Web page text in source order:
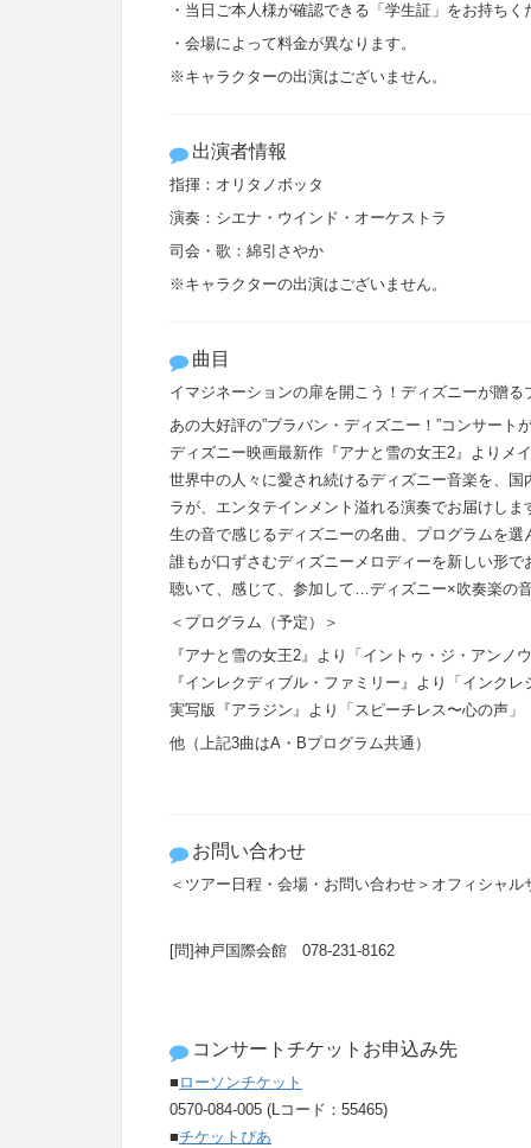
・当日ご本人様が確認できる「学生証」をお持ちく
・会場によって料金が異なります。
※キャラクターの出演はございません。
出演者情報
指揮：オリタノボッタ
演奏：シエナ・ウインド・オーケストラ
司会・歌：綿引さやか
※キャラクターの出演はございません。
曲目
イマジネーションの扉を開こう！ディズニーが贈る
あの大好評の”ブラバン・ディズニー！”コンサート
ディズニー映画最新作『アナと雪の女王2』よりメ
世界中の人々に愛され続けるディズニー音楽を、
ラが、エンタテインメント溢れる演奏でお届けしま
生の音で感じるディズニーの名曲、プログラムを選
誰もが口ずさむディズニーメロディーを新しい形で
聴いて、感じて、参加して…ディズニー×吹奏楽の
＜プログラム（予定）＞
『アナと雪の女王2』より「イントゥ・ジ・アンノウ
『インレクディブル・ファミリー』より「インクレ
実写版『アラジン』より「スピーチレス〜心の声」
他（上記3曲はA・Bプログラム共通）
お問い合わせ
＜ツアー日程・会場・お問い合わせ＞オフィシャル
[問]神戸国際会館 078-231-8162
コンサートチケットお申込み先
■ ローソンチケット
0570-084-005 (Lコード：55465)
■チケットぴあ